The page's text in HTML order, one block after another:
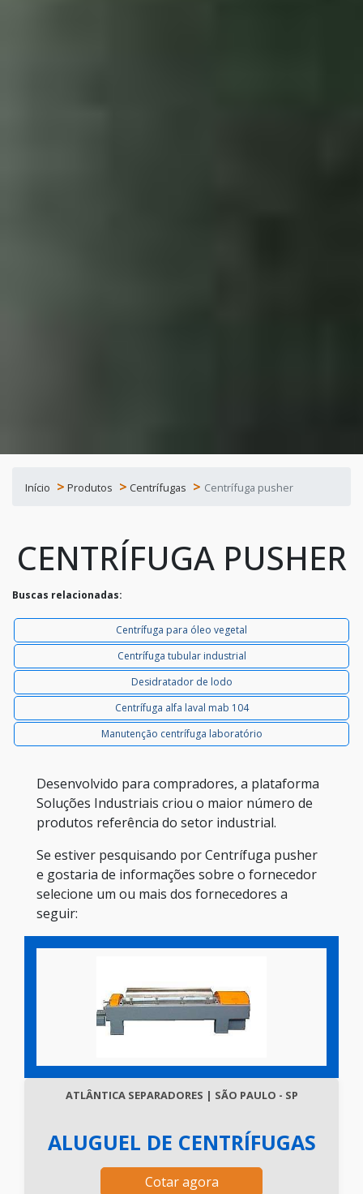
Início Produtos Centrífugas Centrífuga pusher
CENTRÍFUGA PUSHER
Buscas relacionadas:
Centrífuga para óleo vegetal
Centrífuga tubular industrial
Desidratador de lodo
Centrífuga alfa laval mab 104
Manutenção centrífuga laboratório
Desenvolvido para compradores, a plataforma
Soluções Industriais criou o maior número de
produtos referência do setor industrial.
Se estiver pesquisando por Centrífuga pusher
e gostaria de informações sobre o fornecedor
selecione um ou mais dos fornecedores a
seguir:
ATLÂNTICA SEPARADORES | SÃO PAULO - SP
ALUGUEL DE CENTRÍFUGAS
Cotar agora